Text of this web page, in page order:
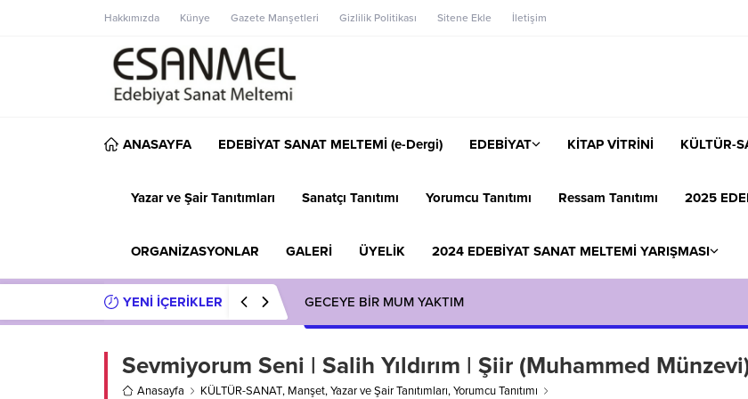
Hakkımızda Künye Gazete Manşetleri Gizlilik Politikası Sitene Ekle İletişim
ANASAYFA EDEBİYAT SANAT MELTEMİ (e-Dergi) EDEBİYAT KİTAP VİTRİNİ KÜLTÜR-
Yazar ve Şair Tanıtımları Sanatçı Tanıtımı Yorumcu Tanıtımı Ressam Tanıtımı 2025
ORGANİZASYONLAR GALERİ ÜYELİK 2024 EDEBİYAT SANAT MELTEMİ YARIŞMASI
YENİ İÇERİKLER GECEYE BİR MUM YAKTIM
Sevmiyorum Seni | Salih Yıldırım | Şiir (Muhammed
Anasayfa KÜLTÜR-SANAT, Manşet,Yazar ve Şair Tanıtımları,Yorumcu Tanıtımı